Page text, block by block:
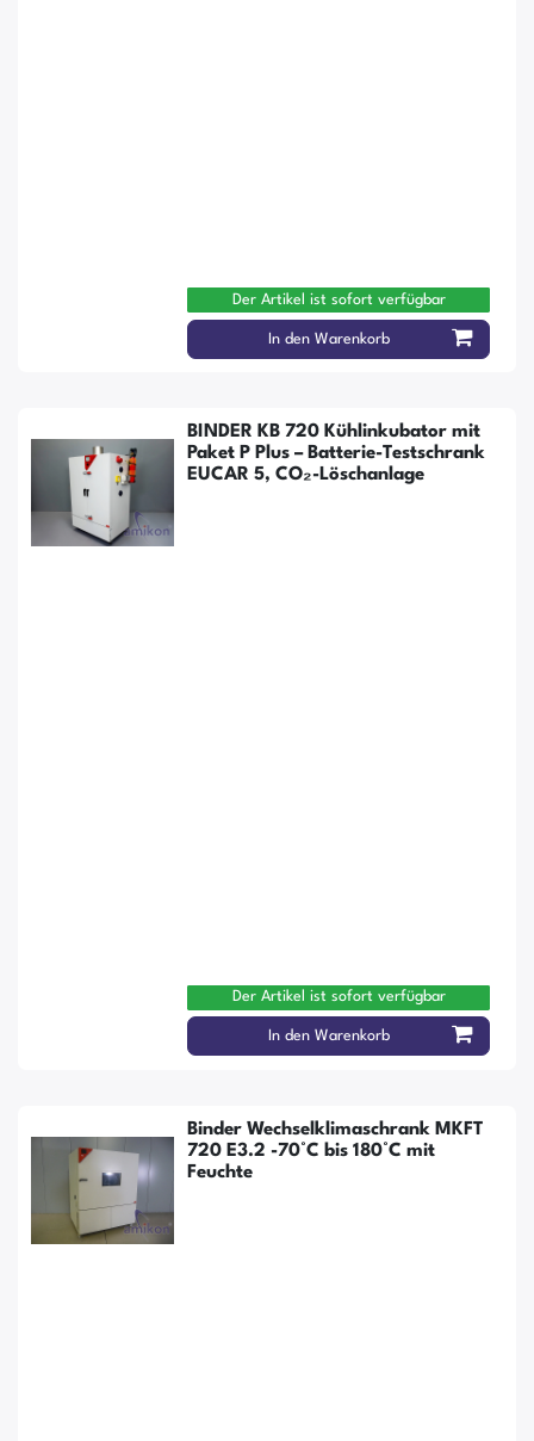
Der Artikel ist sofort verfügbar
In den Warenkorb
BINDER KB 720 Kühlinkubator mit
Paket P Plus – Batterie-Testschrank
EUCAR 5, CO₂-Löschanlage
Der Artikel ist sofort verfügbar
In den Warenkorb
Binder Wechselklimaschrank MKFT
720 E3.2 -70°C bis 180°C mit
Feuchte